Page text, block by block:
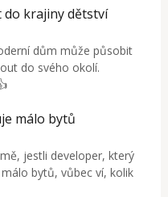
do krajiny dětství
dům může působit
do svého okolí.
málo bytů
jestli developer, který
bytů, vůbec ví, kolik